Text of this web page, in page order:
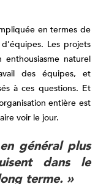
en termes de
Les projets
naturel
des équipes, et
à ces questions. Et
entière est
voir le jour.
général plus
dans le
terme. »